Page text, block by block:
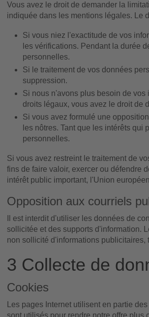
Vous avez le droit de demander la
indiquée dans les mentions légales. Le
Si vous niez l'exactitude de vos
les vérifications. Pendant la durée
personnelles.
Si le traitement de vos données
suppression.
Si nous n'avons plus besoin de
droits légaux, vous avez le droit de
Si vous avez formulé une
les nôtres. Tant que les intérêts
personnelles.
Si vous avez restreint le traitement de
fins de faire valoir, exercer ou défendre
intérêt public important, l'Union
Opposition aux courriels
Il est interdit d'utiliser les données de
sollicitée et des supports d'information.
non sollicité d'informations publicitaires,
3 Collecte de
Cookies
Les pages Internet utilisent en partie